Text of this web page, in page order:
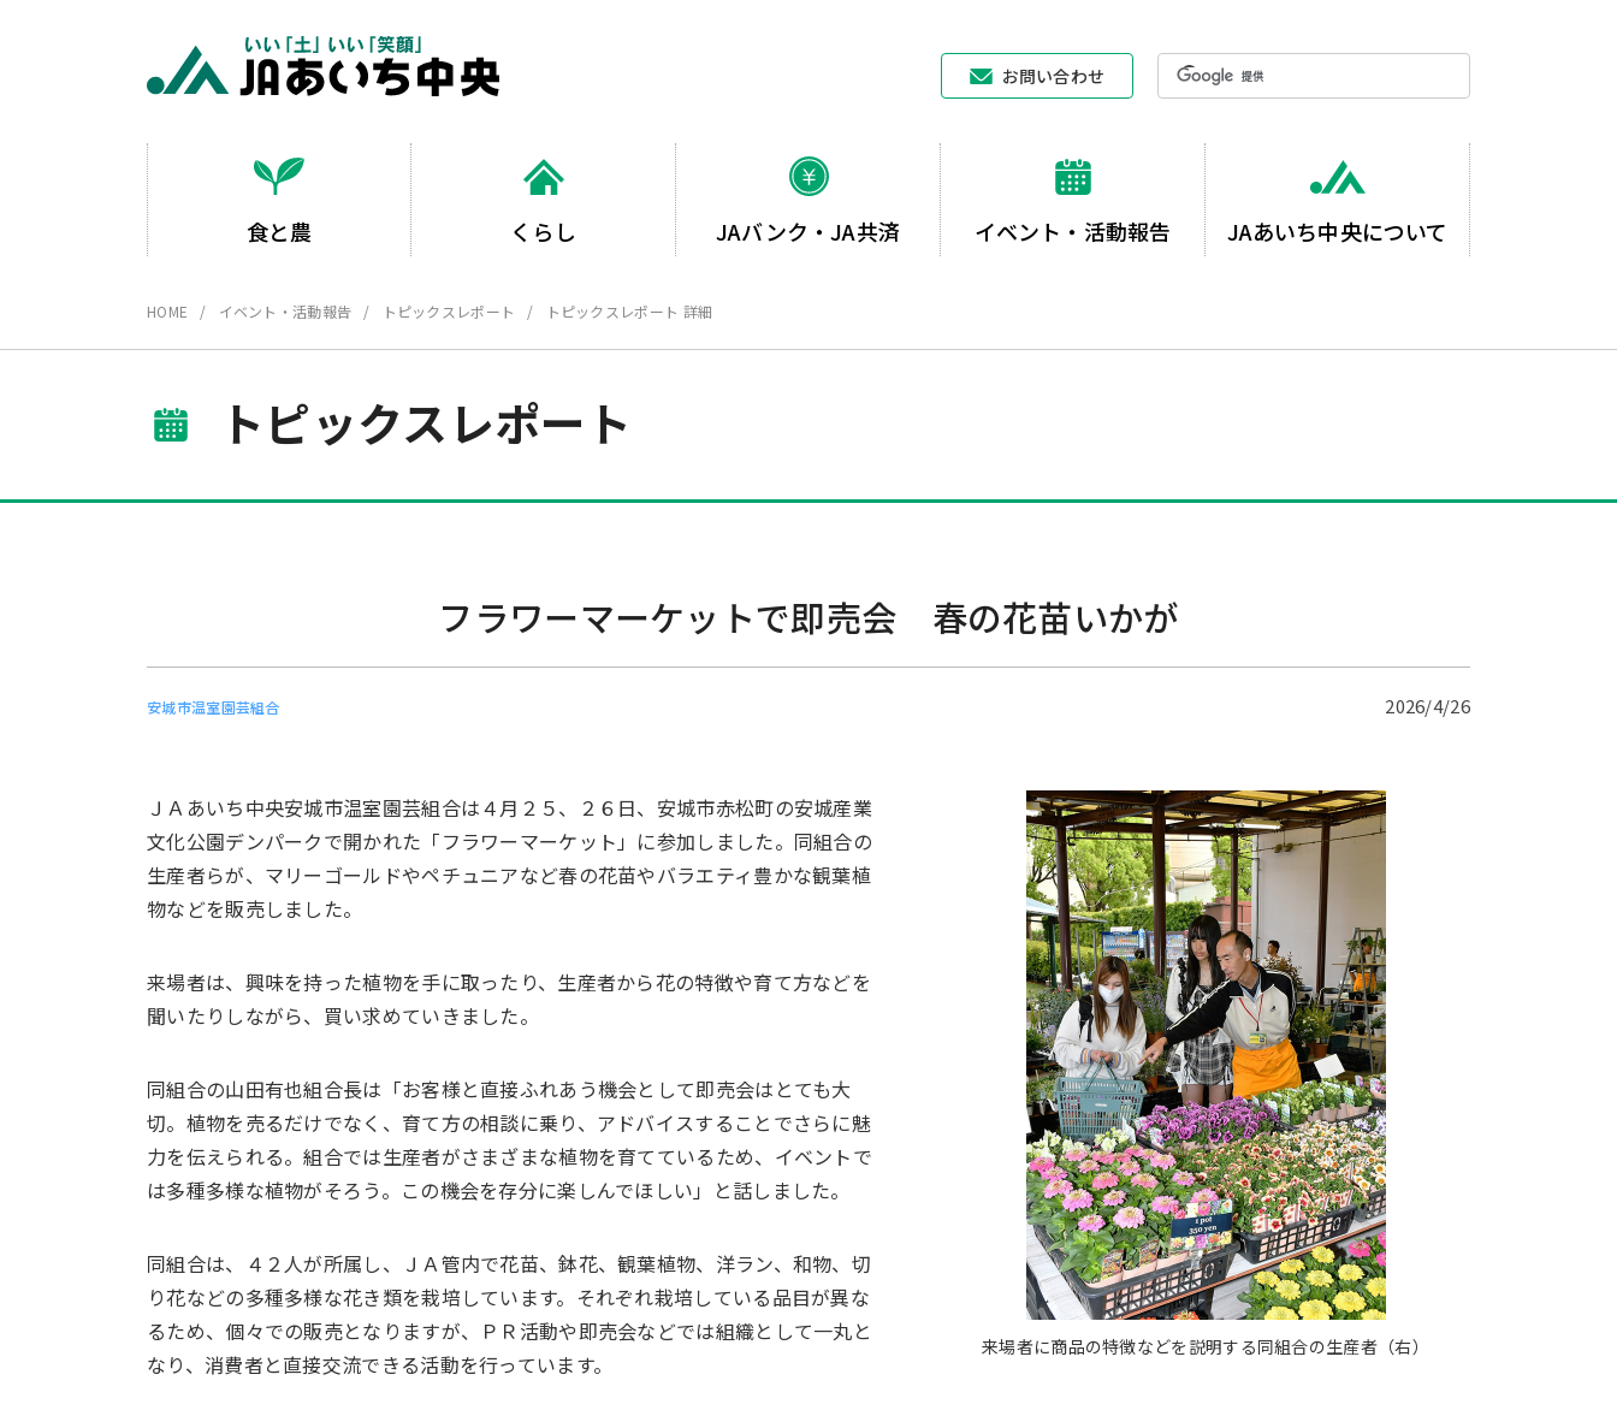
お問い合わせ
食と農 くらし JAバンク・JA共済 イベント・活動報告 JAあいち中央について
HOME イベント・活動報告 トピックスレポート トピックスレポート 詳細
トピックスレポート
フラワーマーケットで即売会 春の花苗いかが
安城市温室園芸組合 2026/4/26
来場者に商品の特徴などを説明する同組合の生産者（右）
ＪＡあいち中央安城市温室園芸組合は４月２５、２６日、安城市赤松町の安城産業
文化公園デンパークで開かれた「フラワーマーケット」に参加しました。同組合の
生産者らが、マリーゴールドやペチュニアなど春の花苗やバラエティ豊かな観葉植
物などを販売しました。
来場者は、興味を持った植物を手に取ったり、生産者から花の特徴や育て方などを
聞いたりしながら、買い求めていきました。
同組合の山田有也組合長は「お客様と直接ふれあう機会として即売会はとても大
切。植物を売るだけでなく、育て方の相談に乗り、アドバイスすることでさらに魅
力を伝えられる。組合では生産者がさまざまな植物を育てているため、イベントで
は多種多様な植物がそろう。この機会を存分に楽しんでほしい」と話しました。
同組合は、４２人が所属し、ＪＡ管内で花苗、鉢花、観葉植物、洋ラン、和物、切
り花などの多種多様な花き類を栽培しています。それぞれ栽培している品目が異な
るため、個々での販売となりますが、ＰＲ活動や即売会などでは組織として一丸と
なり、消費者と直接交流できる活動を行っています。